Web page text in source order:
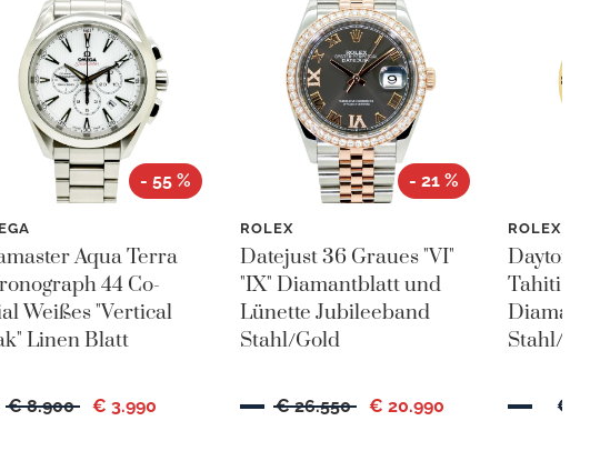
- 55 %
Aqua Terra
44 Co-
Weißes "Vertical
Linen Blatt
€ 8.900 € 3.990
- 21 %
ROLEX
Datejust 36 Graues "VI"
"IX" Diamantblatt und
Lünette Jubileeband
Stahl/Gold
€ 26.550 € 20.990
ROLEX
Daytona
Tahiti
Stahl/
€